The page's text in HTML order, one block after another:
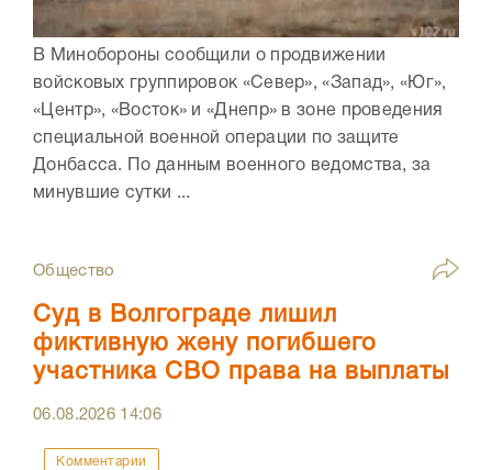
В Минобороны сообщили о продвижении
войсковых группировок «Север», «Запад», «Юг»,
«Центр», «Восток» и «Днепр» в зоне проведения
специальной военной операции по защите
Донбасса. По данным военного ведомства, за
минувшие сутки ...
Общество
Суд в Волгограде лишил
фиктивную жену погибшего
участника СВО права на выплаты
06.08.2026 14:06
Комментарии